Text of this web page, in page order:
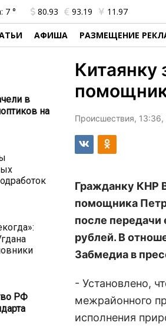
7 ° 80.93 93.19 11.97
АФИША РАЗМЕЩЕНИЕ
в
на
РФ
Китаянку
Происшествия,
Гражданку КНР
помощника
после передачи
рублей. В
Забмедиа в
- Установлено,
межрайонного
исполнения